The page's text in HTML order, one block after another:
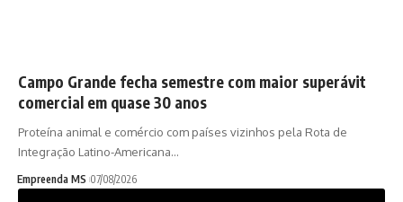
Campo Grande fecha semestre com maior superávit
comercial em quase 30 anos
Proteína animal e comércio com países vizinhos pela Rota de
Integração Latino-Americana…
Empreenda MS 07/08/2026